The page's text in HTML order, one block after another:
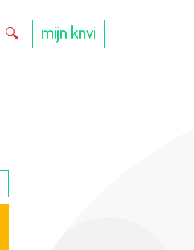
Direct zoeken
mijn knvi